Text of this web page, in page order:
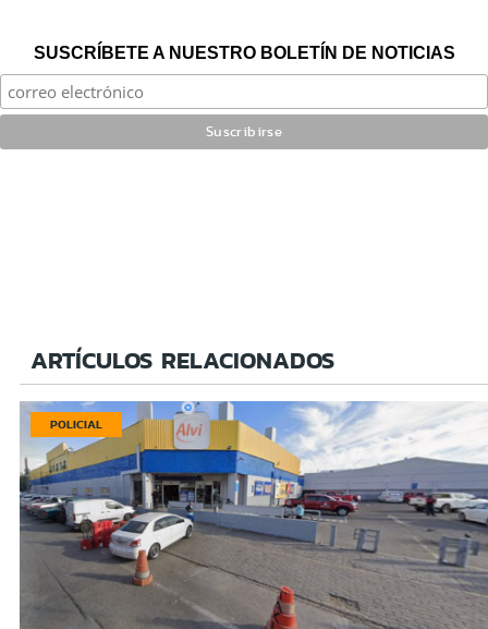
SUSCRÍBETE A NUESTRO BOLETÍN DE NOTICIAS
ARTÍCULOS RELACIONADOS
POLICIAL